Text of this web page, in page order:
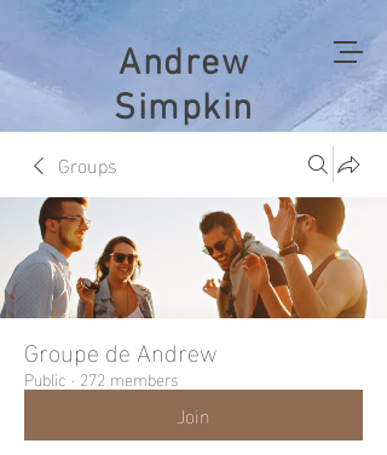
Andrew
Simpkin
Groups
Groupe de Andrew
Public · 272 members
Join